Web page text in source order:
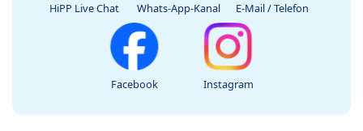
HiPP Live Chat Whats-App-Kanal E-Mail / Telefon
Facebook Instagram